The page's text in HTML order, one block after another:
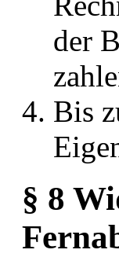
der
Bis
§ 8